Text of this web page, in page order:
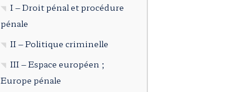
I – Droit pénal et procédure
pénale
II – Politique criminelle
III – Espace européen ;
Europe pénale